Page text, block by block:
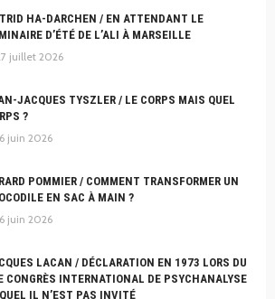
HA-DARCHEN / EN ATTENDANT LE
D’ÉTÉ DE L’ALI À MARSEILLE
juillet 2026
JACQUES TYSZLER / LE CORPS MAIS QUEL
?
juin 2026
POMMIER / COMMENT TRANSFORMER UN
EN SAC À MAIN ?
juin 2026
LACAN / DÉCLARATION EN 1973 LORS DU
CONGRÈS INTERNATIONAL DE PSYCHANALYSE
IL N’EST PAS INVITÉ